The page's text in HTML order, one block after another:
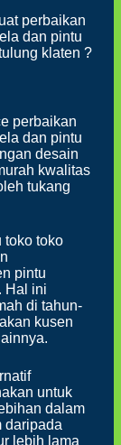
perbaikan
dan pintu
klaten ?
perbaikan
dan pintu
desain
kwalitas
tukang
toko toko
pintu
Hal ini
di tahun-
kusen
untuk
dalam
daripada
lebih lama